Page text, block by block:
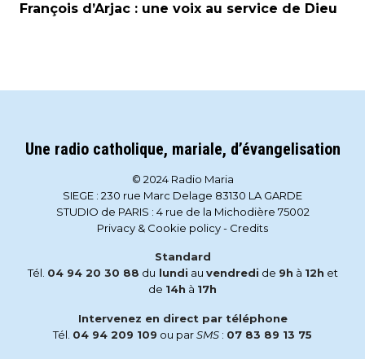
François d’Arjac : une voix au service de Dieu
Une radio catholique, mariale, d’évangelisation
© 2024 Radio Maria
SIEGE : 230 rue Marc Delage 83130 LA GARDE
STUDIO de PARIS : 4 rue de la Michodière 75002
Privacy & Cookie policy- Credits
Standard
Tél. 04 94 20 30 88 du lundi au vendredi de 9h à 12h et
de 14h à 17h
Intervenez en direct par téléphone
Tél. 04 94 209 109 ou parSMS : 07 83 89 13 75